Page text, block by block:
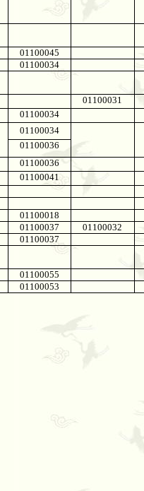
01100045
01100034
01100031
01100034
01100034
01100036
01100036
01100041
01100018
01100037
01100032
01100037
01100055
01100053